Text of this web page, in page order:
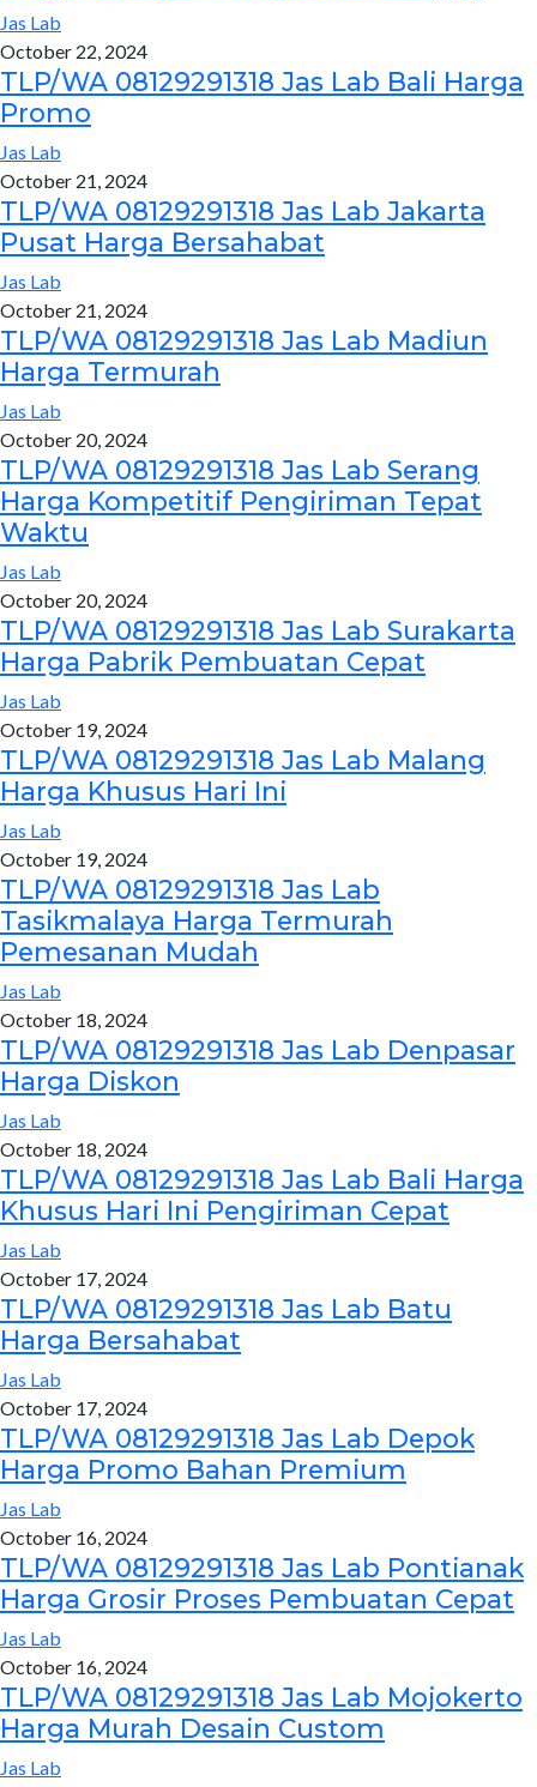
Jas Lab
October 22, 2024
TLP/WA 08129291318 Jas Lab Bali Harga
Promo
Jas Lab
October 21, 2024
TLP/WA 08129291318 Jas Lab Jakarta
Pusat Harga Bersahabat
Jas Lab
October 21, 2024
TLP/WA 08129291318 Jas Lab Madiun
Harga Termurah
Jas Lab
October 20, 2024
TLP/WA 08129291318 Jas Lab Serang
Harga Kompetitif Pengiriman Tepat
Waktu
Jas Lab
October 20, 2024
TLP/WA 08129291318 Jas Lab Surakarta
Harga Pabrik Pembuatan Cepat
Jas Lab
October 19, 2024
TLP/WA 08129291318 Jas Lab Malang
Harga Khusus Hari Ini
Jas Lab
October 19, 2024
TLP/WA 08129291318 Jas Lab
Tasikmalaya Harga Termurah
Pemesanan Mudah
Jas Lab
October 18, 2024
TLP/WA 08129291318 Jas Lab Denpasar
Harga Diskon
Jas Lab
October 18, 2024
TLP/WA 08129291318 Jas Lab Bali Harga
Khusus Hari Ini Pengiriman Cepat
Jas Lab
October 17, 2024
TLP/WA 08129291318 Jas Lab Batu
Harga Bersahabat
Jas Lab
October 17, 2024
TLP/WA 08129291318 Jas Lab Depok
Harga Promo Bahan Premium
Jas Lab
October 16, 2024
TLP/WA 08129291318 Jas Lab Pontianak
Harga Grosir Proses Pembuatan Cepat
Jas Lab
October 16, 2024
TLP/WA 08129291318 Jas Lab Mojokerto
Harga Murah Desain Custom
Jas Lab